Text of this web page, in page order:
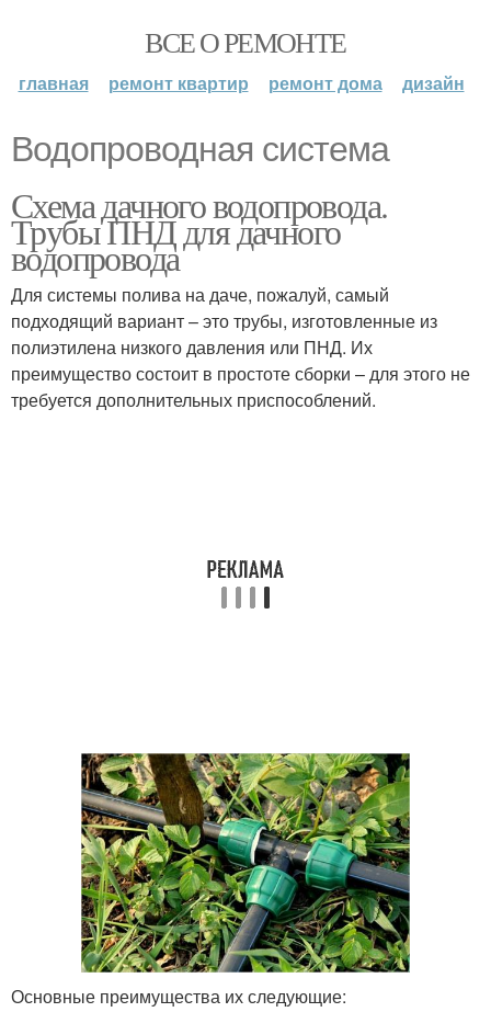
ВСЕ О РЕМОНТЕ
главная ремонт квартир ремонт дома дизайн
Водопроводная система
Схема дачного водопровода.
Трубы ПНД для дачного
водопровода
Для системы полива на даче, пожалуй, самый
подходящий вариант – это трубы, изготовленные из
полиэтилена низкого давления или ПНД. Их
преимущество состоит в простоте сборки – для этого не
требуется дополнительных приспособлений.
Основные преимущества их следующие: